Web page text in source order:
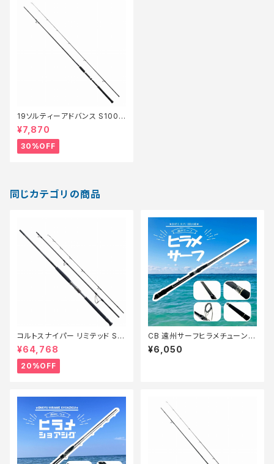
19ソルティーアドバンス S100L
【特価竿】【30】
¥7,870
30%OFF
同じカテゴリの商品
コルトスナイパー リミテッド S1
00MH-3【特価ロッド】【20】
¥64,768
20%OFF
CB 遠州サーフヒラメチューン 1
00ML【Tオリ】
¥6,050